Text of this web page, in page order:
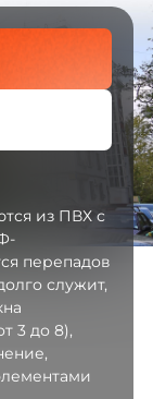
из ПВХ с
перепадов
служит,
3 до 8),